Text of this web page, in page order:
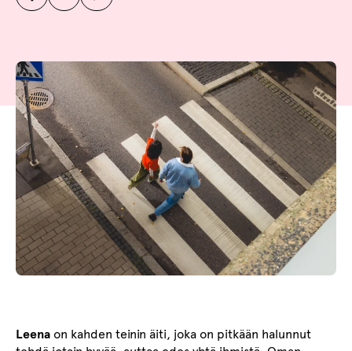
Leena on kahden teinin äiti, joka on pitkään halunnut